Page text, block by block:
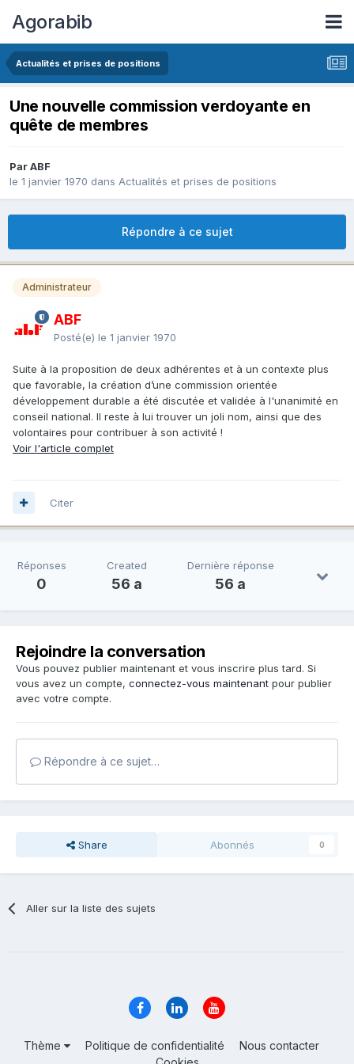
Agorabib
Actualités et prises de positions
Une nouvelle commission verdoyante en
quête de membres
Par ABF
le 1 janvier 1970 dans Actualités et prises de positions
Répondre à ce sujet
Administrateur
ABF
Posté(e) le 1 janvier 1970
Suite à la proposition de deux adhérentes et à un contexte plus
que favorable, la création d’une commission orientée
développement durable a été discutée et validée à l'unanimité en
conseil national. Il reste à lui trouver un joli nom, ainsi que des
volontaires pour contribuer à son activité !
Voir l'article complet
Citer
Réponses
0
Created
56 a
Dernière réponse
56 a
Rejoindre la conversation
Vous pouvez publier maintenant et vous inscrire plus tard. Si
vous avez un compte, connectez-vous maintenant pour publier
avec votre compte.
Répondre à ce sujet…
Share Abonnés 0
Aller sur la liste des sujets
Thème Politique de confidentialité
Nous contacter